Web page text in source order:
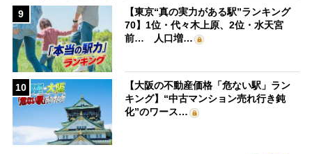
9
【東京“真の実力がある駅”ランキング
70】1位・代々木上原、2位・水天宮
前… 人口増…
10
【大阪の不動産価格「危ない駅」ラン
キング】“中古マンション売れ行き鈍
化”のワース…